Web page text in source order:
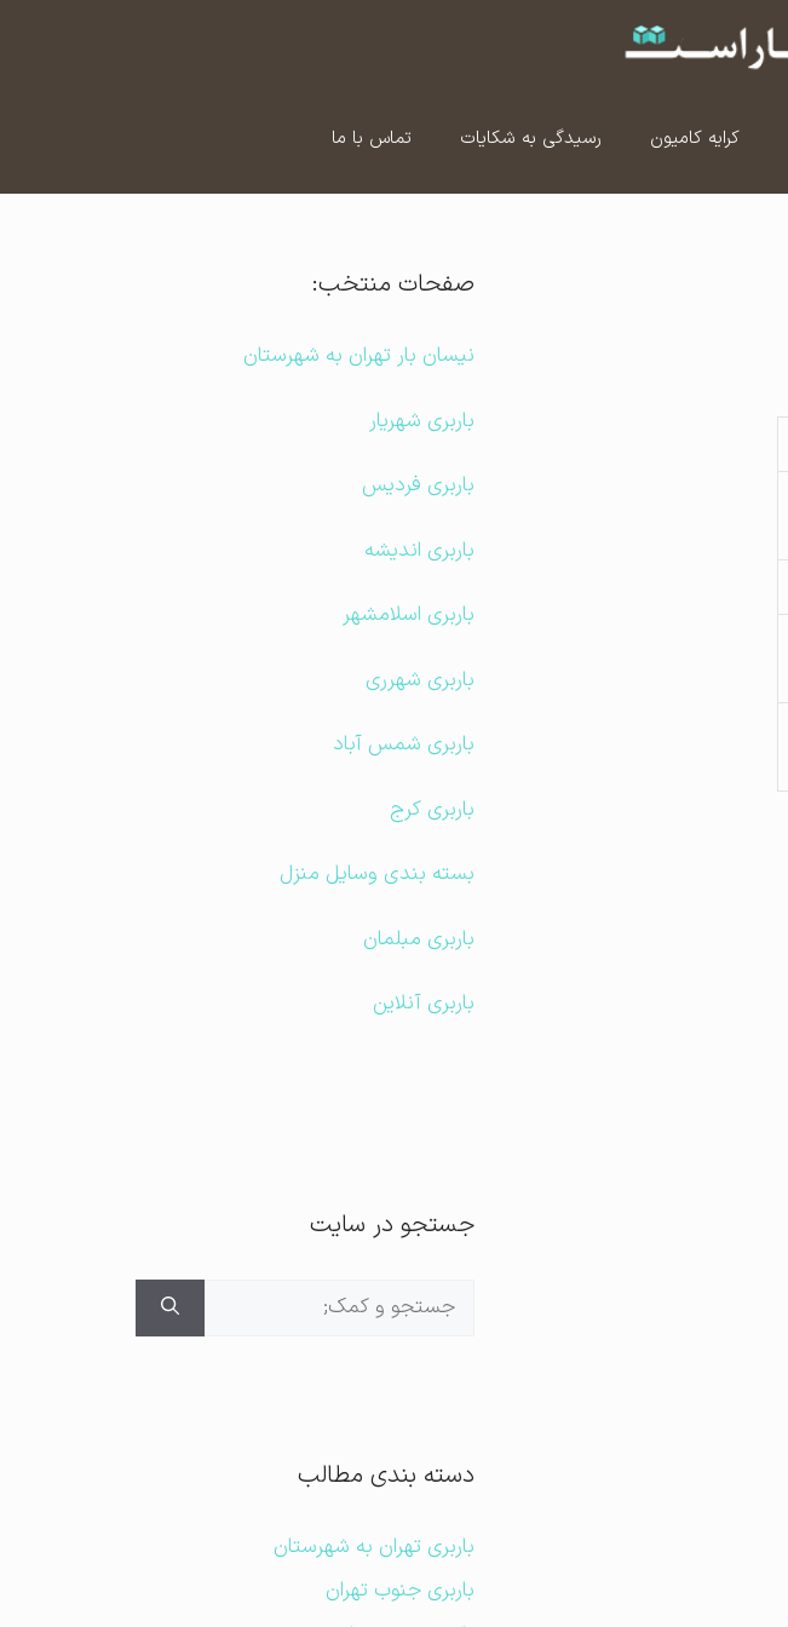
کرایه کامیون رسیدگی به شکایات تماس با ما
صفحات منتخب:
نیسان بار تهران به شهرستان
باربری شهریار
باربری فردیس
باربری اندیشه
باربری اسلامشهر
باربری شهرری
باربری شمس آباد
باربری کرج
بسته بندی وسایل منزل
باربری مبلمان
باربری آنلاین
جستجو در سایت
جستجوی
دسته بندی مطالب
باربری تهران به شهرستان
باربری جنوب تهران